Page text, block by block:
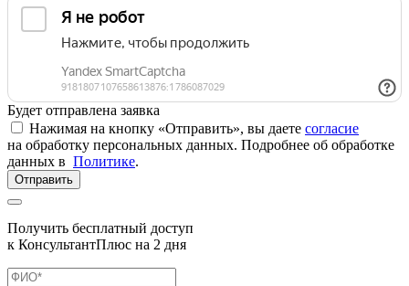
Будет отправлена заявка
Нажимая на кнопку «Отправить», вы даете согласие
на обработку персональных данных. Подробнее об обработке
данных в Политике.
Отправить
Получить бесплатный доступ
к КонсультантПлюс на 2 дня